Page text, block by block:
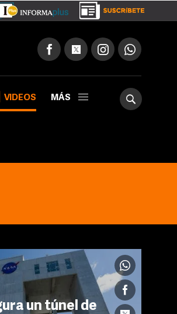
VIDEOS MÁS
un túnel de